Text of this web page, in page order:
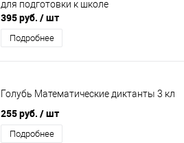
для подготовки к школе
395 руб. / шт
Подробнее
Голубь Математические диктанты 3 кл
255 руб. / шт
Подробнее